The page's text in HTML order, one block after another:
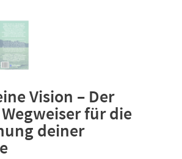
Vision – Der
für die
deiner